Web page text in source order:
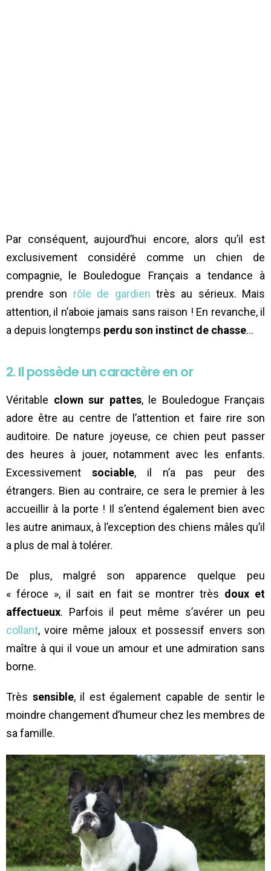
Par conséquent, aujourd’hui encore, alors qu’il est
exclusivement considéré comme un chien de
compagnie, le Bouledogue Français a tendance à
prendre son rôle de gardien très au sérieux. Mais
attention, il n’aboie jamais sans raison ! En revanche, il
a depuis longtemps perdu son instinct de chasse…
2. Il possède un caractère en or
Véritable clown sur pattes, le Bouledogue Français
adore être au centre de l’attention et faire rire son
auditoire. De nature joyeuse, ce chien peut passer
des heures à jouer, notamment avec les enfants.
Excessivement sociable, il n’a pas peur des
étrangers. Bien au contraire, ce sera le premier à les
accueillir à la porte ! Il s’entend également bien avec
les autre animaux, à l’exception des chiens mâles qu’il
a plus de mal à tolérer.
De plus, malgré son apparence quelque peu
« féroce », il sait en fait se montrer très doux et
affectueux. Parfois il peut même s’avérer un peu
collant, voire même jaloux et possessif envers son
maître à qui il voue un amour et une admiration sans
borne.
Très sensible, il est également capable de sentir le
moindre changement d’humeur chez les membres de
sa famille.